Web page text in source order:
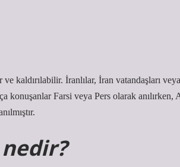
kaldırılabilir. İranlılar, İran vatandaşları
Farsi veya Pers olarak anılırken,